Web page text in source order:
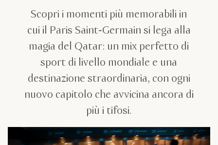
Scopri i momenti più memorabili in
cui il Paris Saint‑Germain si lega alla
magia del Qatar: un mix perfetto di
sport di livello mondiale e una
destinazione straordinaria, con ogni
nuovo capitolo che avvicina ancora di
più i tifosi.